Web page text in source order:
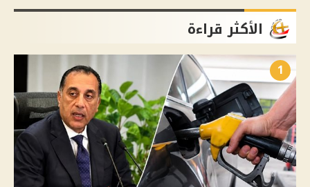
الأكثر قراءة
1